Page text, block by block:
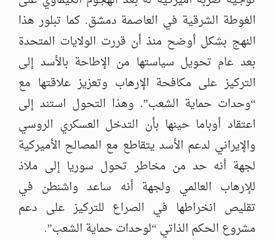
الغوطة الشرقية في العاصمة دمشق. كما تبلور هذا
النهج بشكل أوضح منذ أن قررت الولايات المتحدة
بعد عام تحويل سياستها من الإطاحة بالأسد إلى
التركيز على مكافحة الإرهاب وتعزيز علاقتها مع
“وحدات حماية الشعب”. وهذا التحول استند إلى
اعتقاد أوباما حينها بأن التدخل العسكري الروسي
والإيراني لدعم الأسد يتقاطع مع المصالح الأميركية
لجهة أنه حد من مخاطر تحول سوريا إلى ملاذ
للإرهاب العالمي ولجهة أنه ساعد واشنطن في
تقليص انخراطها في الصراع للتركيز على دعم
مشروع الحكم الذاتي “لوحدات حماية الشعب”.